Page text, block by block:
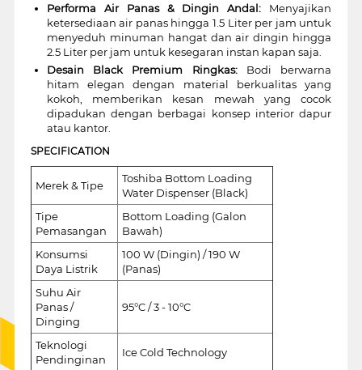
Performa Air Panas & Dingin Andal: Menyajikan
ketersediaan air panas hingga 1.5 Liter per jam untuk
menyeduh minuman hangat dan air dingin hingga
2.5 Liter per jam untuk kesegaran instan kapan saja.
Desain Black Premium Ringkas:Bodi berwarna
hitam elegan dengan material berkualitas yang
kokoh, memberikan kesan mewah yang cocok
dipadukan dengan berbagai konsep interior dapur
atau kantor.
SPECIFICATION
Merek & Tipe
Toshiba Bottom Loading
Water Dispenser (Black)
Tipe
Pemasangan
Bottom Loading (Galon
Bawah)
Konsumsi
Daya Listrik
100 W (Dingin) / 190 W
(Panas)
Suhu Air
Panas /
Dinging
95°C / 3 - 10°C
Teknologi
Pendinginan
Ice Cold Technology